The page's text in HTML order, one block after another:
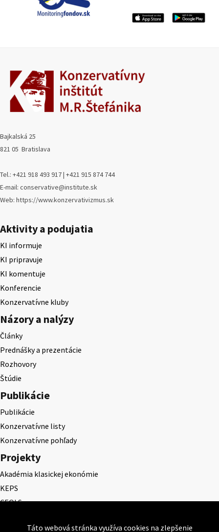
Bajkalská 25
821 05 Bratislava
Tel.: +421 918 493 917 | +421 915 874 744
E-mail: conservative@institute.sk
Web: https://www.konzervativizmus.sk
Aktivity a podujatia
KI informuje
KI pripravuje
KI komentuje
Konferencie
Konzervatívne kluby
Názory a nalýzy
Články
Prednášky a prezentácie
Rozhovory
Štúdie
Publikácie
Publikácie
Konzervatívne listy
Konzervatívne pohľady
Projekty
Akadémia klasickej ekonómie
KEPS
CEQLS
Táto webová stránka využíva cookies na zlepšenie